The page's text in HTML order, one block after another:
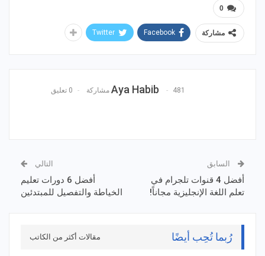
0
مشاركة Facebook
Twitter
Aya Habib 481 مشاركة 0 تعليق
السابق
أفضل 4 قنوات تلجرام في
تعلم اللغة الإنجليزية مجاناً!
التالي
أفضل 6 دورات تعليم
الخياطة والتفصيل للمبتدئين
رُبما تُحِب أيضًا مقالات أكثر من الكاتب